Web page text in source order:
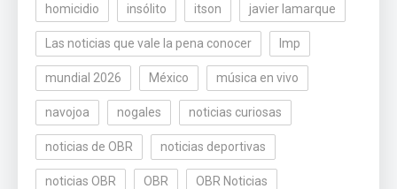
homicidio insólito itson javier lamarque
Las noticias que vale la pena conocer lmp
mundial 2026 México música en vivo
navojoa nogales noticias curiosas
noticias de OBR noticias deportivas
noticias OBR OBR OBR Noticias